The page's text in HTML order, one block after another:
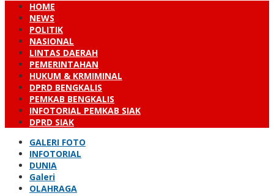
HOME
NEWS
POLITIK
NASIONAL
LINTAS DAERAH
PEMERINTAHAN
HUKUM & KRMIMINAL
DPRD BENGKALIS
PEMKAB BENGKALIS
INFOTORIAL PEMKAB SIAK
DPRD SIAK
GALERI FOTO
INFOTORIAL
DUNIA
Galeri
OLAHRAGA